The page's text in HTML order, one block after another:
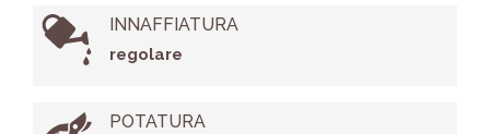
INNAFFIATURA
regolare
POTATURA